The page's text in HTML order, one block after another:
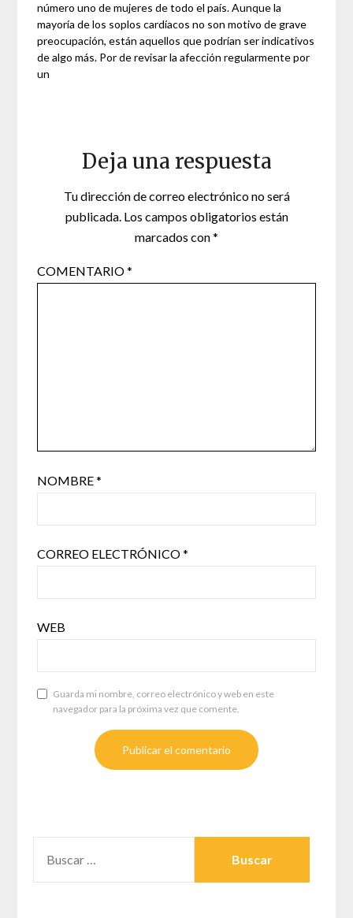
número uno de mujeres de todo el país. Aunque la
mayoría de los soplos cardíacos no son motivo de grave
preocupación, están aquellos que podrían ser indicativos
de algo más. Por de revisar la afección regularmente por
un
Deja una respuesta
Tu dirección de correo electrónico no será
publicada. Los campos obligatorios están
marcados con*
COMENTARIO*
NOMBRE*
CORREO ELECTRÓNICO*
WEB
Guarda mi nombre, correo electrónico y web en este
navegador para la próxima vez que comente.